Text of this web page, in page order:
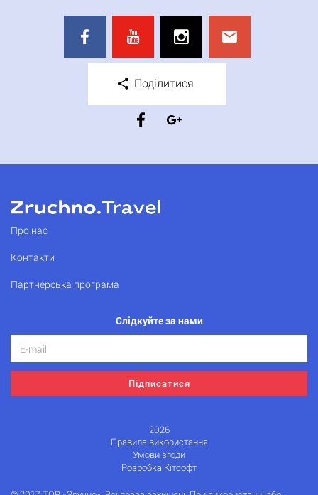
Поділитися
Про нас
Контакти
Партнерська програма
Слідкуйте за нами
Підписатися
2026
Правила використання
Умови згоди
Розробка Кітсофт